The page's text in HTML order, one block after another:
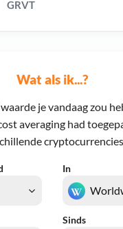
Wat als ik...?
je vandaag zou
averaging had
cryptocurrencies.
In
Sinds
GRVT